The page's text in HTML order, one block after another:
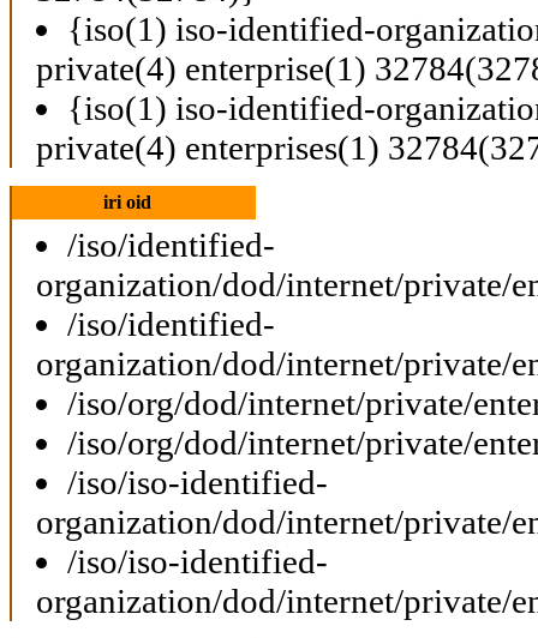
{iso(1) iso-identified-
private(4) enterprise(1)
{iso(1) iso-identified-
private(4) enterprises(1)
iri oid
/iso/identified-
organization/dod/internet/private/
/iso/identified-
organization/dod/internet/private/
/iso/org/dod/internet/private/
/iso/org/dod/internet/private/
/iso/iso-identified-
organization/dod/internet/private/
/iso/iso-identified-
organization/dod/internet/private/